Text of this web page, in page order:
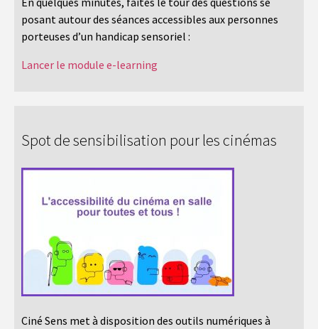
posant autour des séances accessibles aux personnes
porteuses d’un handicap sensoriel :
Lancer le module e-learning
Spot de sensibilisation pour les cinémas
Ciné Sens met à disposition des outils numériques à